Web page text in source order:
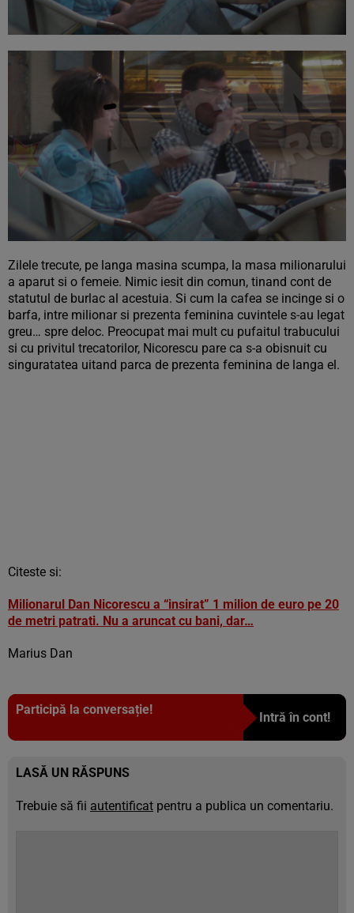
Zilele trecute, pe langa masina scumpa, la masa milionarului
a aparut si o femeie. Nimic iesit din comun, tinand cont de
statutul de burlac al acestuia. Si cum la cafea se incinge si o
barfa, intre milionar si prezenta feminina cuvintele s-au legat
greu… spre deloc. Preocupat mai mult cu pufaitul trabucului
si cu privitul trecatorilor, Nicorescu pare ca s-a obisnuit cu
singuratatea uitand parca de prezenta feminina de langa el.
Citeste si:
Milionarul Dan Nicorescu a “insirat” 1 milion de euro pe 20
de metri patrati. Nu a aruncat cu bani, dar…
Marius Dan
Participă la conversație!
Intră în cont!
LASĂ UN RĂSPUNS
Trebuie să fii autentificat pentru a publica un comentariu.